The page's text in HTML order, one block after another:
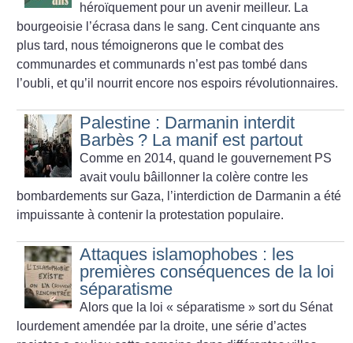
héroïquement pour un avenir meilleur. La
bourgeoisie l’écrasa dans le sang. Cent cinquante ans
plus tard, nous témoignerons que le combat des
communardes et communards n’est pas tombé dans
l’oubli, et qu’il nourrit encore nos espoirs révolutionnaires.
Palestine : Darmanin interdit
Barbès ? La manif est partout
Comme en 2014, quand le gouvernement PS
avait voulu bâillonner la colère contre les
bombardements sur Gaza, l’interdiction de Darmanin a été
impuissante à contenir la protestation populaire.
Attaques islamophobes : les
premières conséquences de la loi
séparatisme
Alors que la loi « séparatisme » sort du Sénat
lourdement amendée par la droite, une série d’actes